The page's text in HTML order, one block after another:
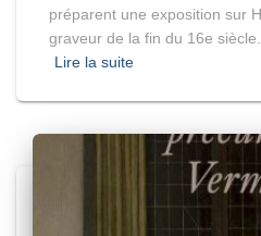
préparent une exposition sur
graveur de la fin du 16e
Lire la suite